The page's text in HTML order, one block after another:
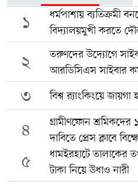
১
ধর্মপাশায় ব্যতিক্রমী
বিদ্যালয়মুখী করতে
২
তরুণদের উদ্যোগে
আরডিসিএস সাইবার
৩ বিশ্ব র‍্যাংকিংয়ে জায়গা
৪
গ্রামীণফোন
দাবিতে প্রেস ক্লাবে
৫
ধামইরহাটে তালাকের
টাকা নিয়ে উধাও নারী